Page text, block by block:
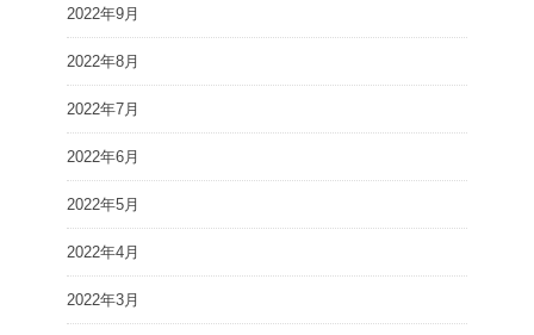
2022年9月
2022年8月
2022年7月
2022年6月
2022年5月
2022年4月
2022年3月